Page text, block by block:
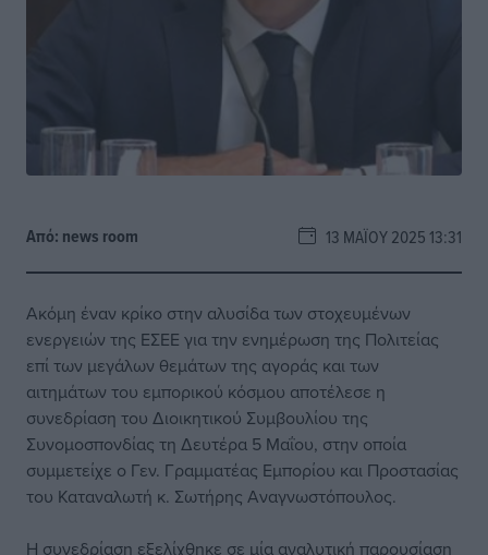
Από: news room 13 ΜΑΪ́ΟΥ 2025 13:31
Ακόμη έναν κρίκο στην αλυσίδα των στοχευμένων
ενεργειών της ΕΣΕΕ για την ενημέρωση της Πολιτείας
επί των μεγάλων θεμάτων της αγοράς και των
αιτημάτων του εμπορικού κόσμου αποτέλεσε η
συνεδρίαση του Διοικητικού Συμβουλίου της
Συνομοσπονδίας τη Δευτέρα 5 Μαΐου, στην οποία
συμμετείχε ο Γεν. Γραμματέας Εμπορίου και Προστασίας
του Καταναλωτή κ. Σωτήρης Αναγνωστόπουλος.
Η συνεδρίαση εξελίχθηκε σε μία αναλυτική παρουσίαση